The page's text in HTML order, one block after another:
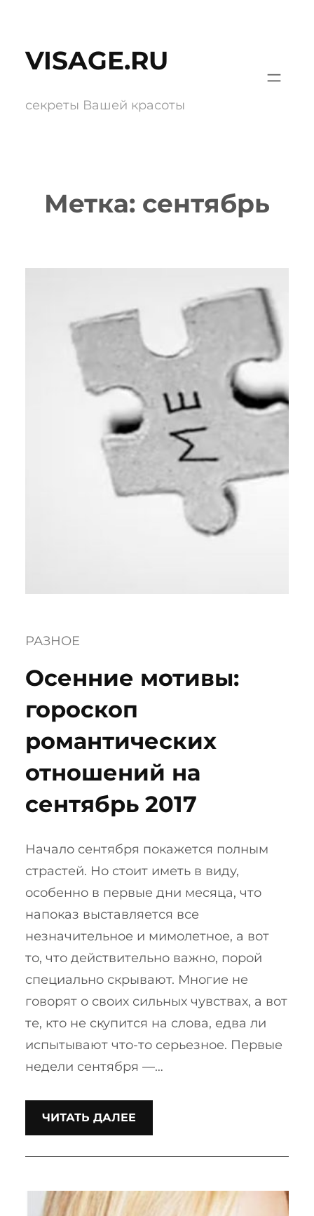
содержимому
VISAGE.RU
секреты Вашей красоты
Метка: сентябрь
РАЗНОЕ
Осенние мотивы:
гороскоп
романтических
отношений на
сентябрь 2017
Начало сентября покажется полным
страстей. Но стоит иметь в виду,
особенно в первые дни месяца, что
напоказ выставляется все
незначительное и мимолетное, а вот
то, что действительно важно, порой
специально скрывают. Многие не
говорят о своих сильных чувствах, а вот
те, кто не скупится на слова, едва ли
испытывают что-то серьезное. Первые
недели сентября —…
ЧИТАТЬ ДАЛЕЕ